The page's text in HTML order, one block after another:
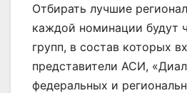
Отбирать лучшие
каждой номинации будут
групп, в состав которых
представители АСИ,
федеральных и